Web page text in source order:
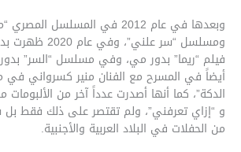
وبعدها في عام 2012 في المسلسل
ومسلسل “سر
فيلم “ريما” بدور مي، وفي مسلسل “السر”
أيضاً في المسرح مع الفنان ​منير كسرواني​
الدكة”، كما أنها أصدرت عدداً آخر من
و “إزاي تعرفني”، ولم تقتصر على ذلك فقط بل
من الحفلات في البلاد العربية والأجنبية.